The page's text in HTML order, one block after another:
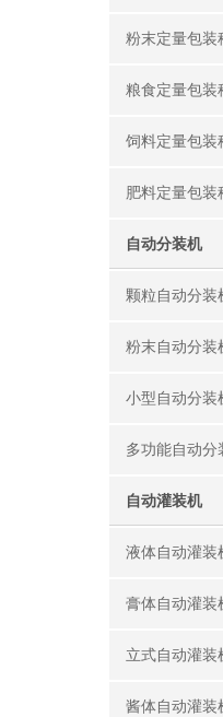
粉末定量包装
粮食定量包装
饲料定量包装
肥料定量包装
自动分装机
颗粒自动分装
粉末自动分装
小型自动分装
多功能自动分
自动灌装机
液体自动灌装
膏体自动灌装
立式自动灌装
酱体自动灌装